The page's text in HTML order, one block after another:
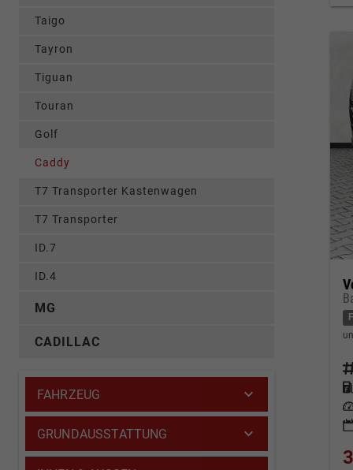
Taigo
Tayron
Tiguan
Touran
Golf
Caddy
T7 Transporter Kastenwagen
T7 Transporter
ID.7
ID.4
MG
CADILLAC
FAHRZEUG
GRUNDAUSSTATTUNG